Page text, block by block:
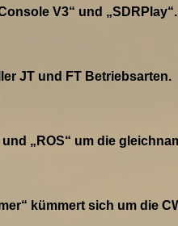
V3“ und „SDRPlay“.
JT und FT Betriebsarten.
„ROS“ um die
kümmert sich um die